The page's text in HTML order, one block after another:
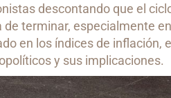
descontando que el
terminar, especialmente
en los índices de inflación,
y sus implicaciones.